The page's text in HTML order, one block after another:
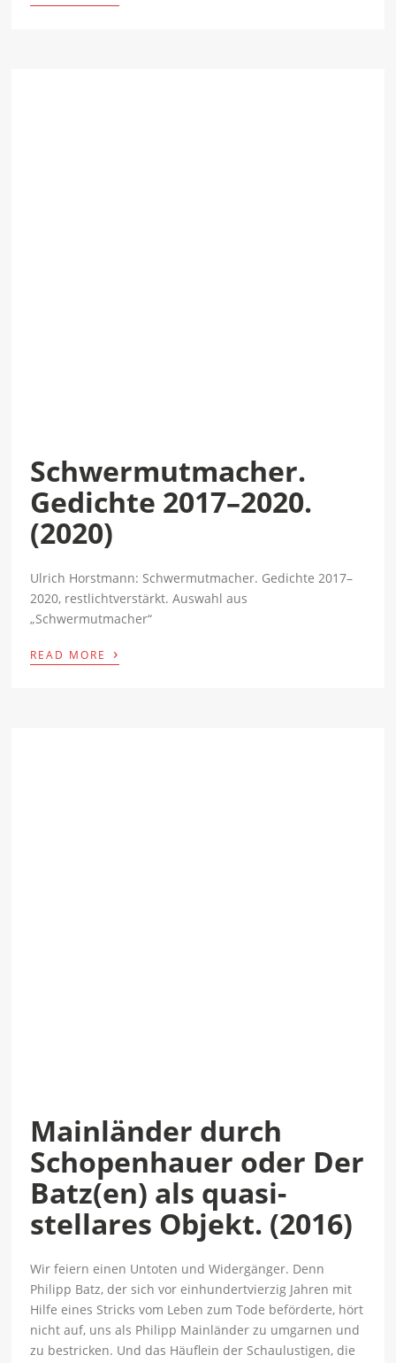
Schwermutmacher.
Gedichte 2017–2020.
(2020)
Ulrich Horstmann: Schwermutmacher. Gedichte 2017–
2020, restlichtverstärkt. Auswahl aus
„Schwermutmacher“
READ MORE ›
Mainländer durch
Schopenhauer oder Der
Batz(en) als quasi-
stellares Objekt. (2016)
Wir feiern einen Untoten und Widergänger. Denn
Philipp Batz, der sich vor einhundertvierzig Jah­ren mit
Hilfe eines Stricks vom Leben zum Tode beförderte, hört
nicht auf, uns als Philipp Mainlän­der zu umgarnen und
zu bestricken. Und das Häuflein der Schaulustigen, die